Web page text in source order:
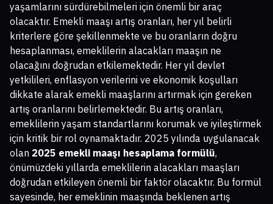
yaşamlarını sürdürebilmeleri için önemli bir araç
olacaktır. Emekli maaşı artış oranları, her yıl belirli
kriterlere göre şekillenmekte ve bu oranların doğru
hesaplanması, emeklilerin alacakları maaşın ne
olacağını doğrudan etkilemektedir. Her yıl devlet
yetkilileri, enflasyon verilerini ve ekonomik koşulları
dikkate alarak emekli maaşlarını artırmak için gereken
artış oranlarını belirlemektedir. Bu artış oranları,
emeklilerin yaşam standartlarını korumak ve iyileştirmek
için kritik bir rol oynamaktadır. 2025 yılında uygulanacak
olan 2025 emekli maaşı hesaplama formülü,
önümüzdeki yıllarda emeklilerin alacakları maaşları
doğrudan etkileyen önemli bir faktör olacaktır. Bu formül
sayesinde, her emeklinin maaşında beklenen artış